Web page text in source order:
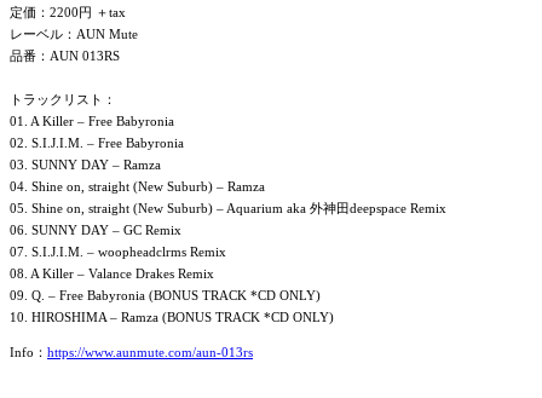
定価：2200円 ＋tax
レーベル：AUN Mute
品番：AUN 013RS
トラックリスト：
01. A Killer – Free Babyronia
02. S.I.J.I.M. – Free Babyronia
03. SUNNY DAY – Ramza
04. Shine on, straight (New Suburb) – Ramza
05. Shine on, straight (New Suburb) – Aquarium aka 外神田deepspace Remix
06. SUNNY DAY – GC Remix
07. S.I.J.I.M. – woopheadclrms Remix
08. A Killer – Valance Drakes Remix
09. Q. – Free Babyronia (BONUS TRACK *CD ONLY)
10. HIROSHIMA – Ramza (BONUS TRACK *CD ONLY)
Info： https://www.aunmute.com/aun-013rs